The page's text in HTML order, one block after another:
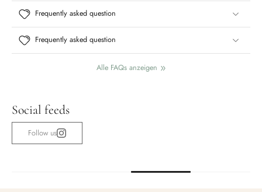
Frequently asked question
Frequently asked question
Alle FAQs anzeigen
Social feeds
Follow us